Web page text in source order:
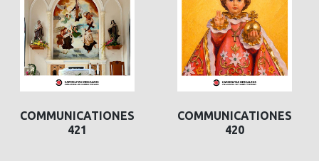
COMMUNICATIONES
421
COMMUNICATIONES
420